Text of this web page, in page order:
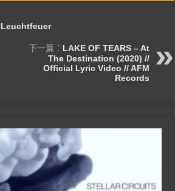
Leuchtfeuer
下一篇： LAKE OF TEARS – At
The Destination (2020) //
Official Lyric Video // AFM
Records